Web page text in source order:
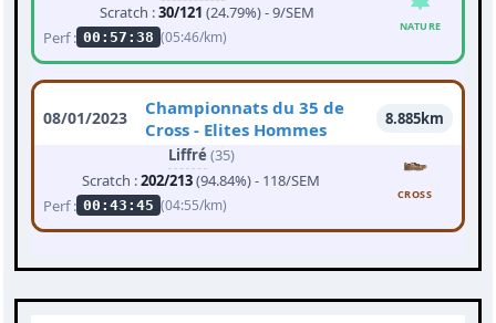
Scratch :30/121 (24.79%) - 9/SEM
Perf : 00:57:38 (05:46/km)
NATURE
08/01/2023
Championnats du 35 de
Cross - Elites Hommes
8.885km
Liffré (35)
Scratch :202/213(94.84%) - 118/SEM
Perf : 00:43:45 (04:55/km)
CROSS